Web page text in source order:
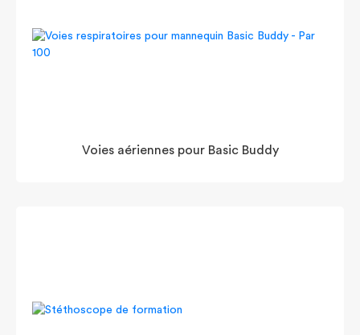
Voies aériennes pour Basic Buddy